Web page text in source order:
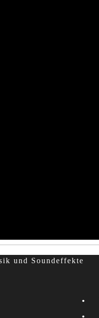
und Soundeffekte